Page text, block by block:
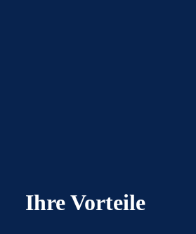
Ihre Vorteile